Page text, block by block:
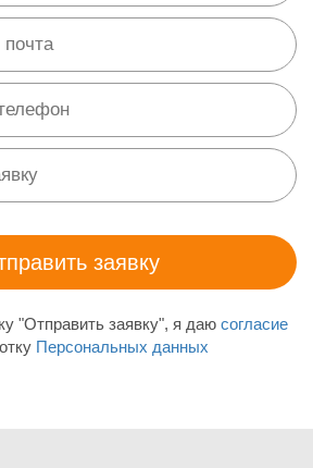
"Отправить заявку", я даю согласие
Персональных данных